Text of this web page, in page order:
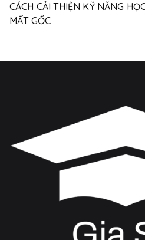
CÁCH CẢI THIỆN KỸ NĂNG
MẤT GỐC